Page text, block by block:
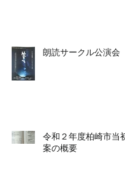
朗読サークル公演会
令和２年度柏崎市当
案の概要